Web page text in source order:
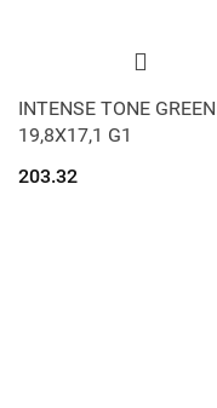
INTENSE TONE
19,8X17,1 G1
203.32